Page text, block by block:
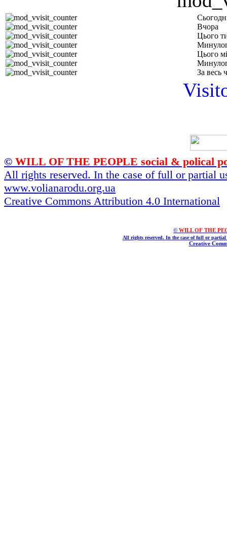
Вчора
Цього
Цього
За весь
© WILL OF THE PEOPLE social & polical
All rights reserved. In the case of full or partial
www.volianarodu.org.ua
Creative Commons Attribution 4.0 International
© WILL OF THE
All rights reserved. In the case of full or
Creative